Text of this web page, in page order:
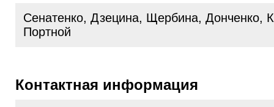
Сенатенко, Дзецина, Щербина, Донченко,
Портной
Контактная информация